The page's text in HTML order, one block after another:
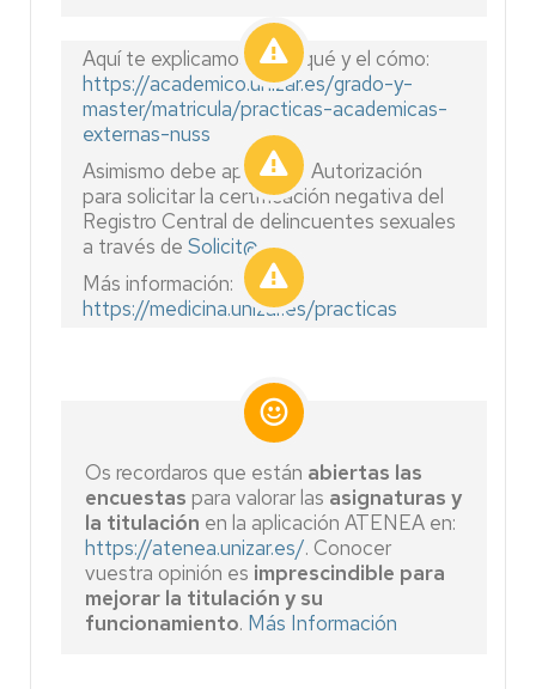
Aquí te explicamos el porqué y el cómo:
https://academico.unizar.es/grado-y-
master/matricula/practicas-academicas-
externas-nuss
Asimismo debe aportar la Autorización
para solicitar la certificación negativa del
Registro Central de delincuentes sexuales
a través de Solicit@
Más información:
https://medicina.unizar.es/practicas
Os recordaros que están abiertas las
encuestas para valorar las asignaturas y
la titulación en la aplicación ATENEA en:
https://atenea.unizar.es/. Conocer
vuestra opinión es imprescindible para
mejorar la titulación y su
funcionamiento. Más Información